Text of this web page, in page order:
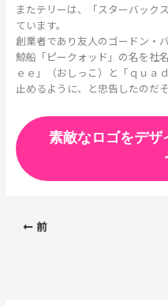
またテリーは、「スターバック
ています。
創業者であり友人のゴードン・
鯨船「ピークォッド」の名を社
ｅｅ」（おしっこ）と「ｑｕａ
止めるように、と忠告したのだ
素敵なロゴをデザ
前